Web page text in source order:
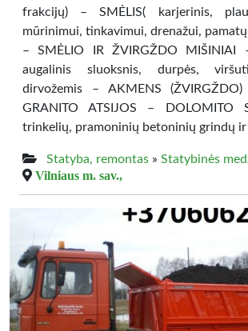
frakcijų) – SMĖLIS( karjerinis,
mūrinimui, tinkavimui, drenažui,
– SMĖLIO IR ŽVIRGŽDO MIŠINIAI
augalinis sluoksnis, durpės,
dirvožemis – AKMENS
GRANITO ATSIJOS – DOLOMITO
trinkelių, pramoninių betoninių grindų
Statyba, remontas » Statybinės
Vilniaus m. sav.,